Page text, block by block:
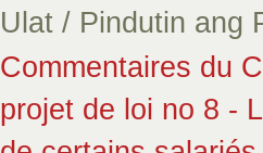
Ulat / Pindutin ang
Commentaires du
projet de loi no 8 -